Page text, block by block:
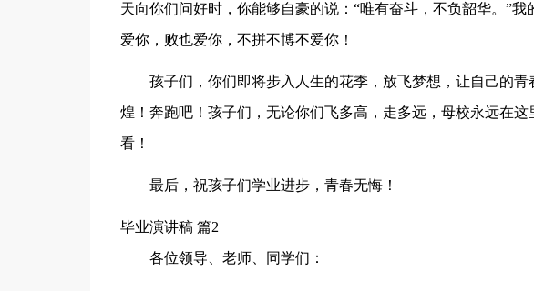
天向你们问好时，你能够自豪的说：“唯有奋斗，不负韶华。”
爱你，败也爱你，不拼不博不爱你！
孩子们，你们即将步入人生的花季，放飞梦想，让自己的
煌！奔跑吧！孩子们，无论你们飞多高，走多远，母校永远在
看！
最后，祝孩子们学业进步，青春无悔！
毕业演讲稿 篇2
各位领导、老师、同学们：